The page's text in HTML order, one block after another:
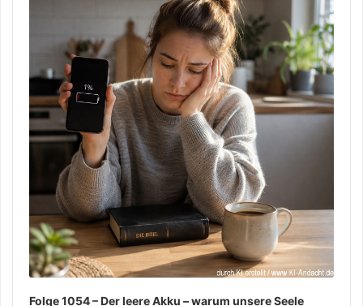
Folge 1054 – Der leere Akku – warum unsere Seele